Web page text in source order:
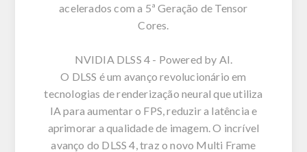
acelerados com a 5ª Geração de Tensor
Cores.
NVIDIA DLSS 4 - Powered by AI.
O DLSS é um avanço revolucionário em
tecnologias de renderização neural que utiliza
IA para aumentar o FPS, reduzir a latência e
aprimorar a qualidade de imagem. O incrível
avanço do DLSS 4, traz o novo Multi Frame